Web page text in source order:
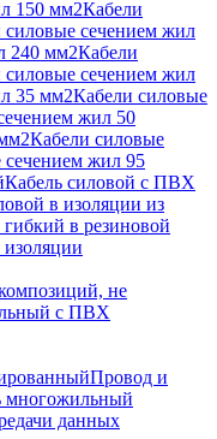
150 мм2Кабели
силовые сечением жил
240 мм2Кабели
силовые сечением жил
35 мм2Кабели силовые
жил 50
Кабели силовые
жил 95
Кабель силовой с ПВХ
в изоляции из
в резиновой
не
с ПВХ
Провод и
многожильный
данных